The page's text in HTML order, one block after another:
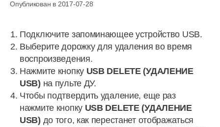
Опубликован в 2017-07-28
Подключите запоминающее устройство USB.
Выберите дорожку для удаления во время
воспроизведения.
Нажмите кнопку USB DELETE (УДАЛЕНИЕ
USB) на пульте ДУ.
Чтобы подтвердить удаление, еще раз
нажмите кнопку USB DELETE (УДАЛЕНИЕ
USB) до того, как перестанет отображаться